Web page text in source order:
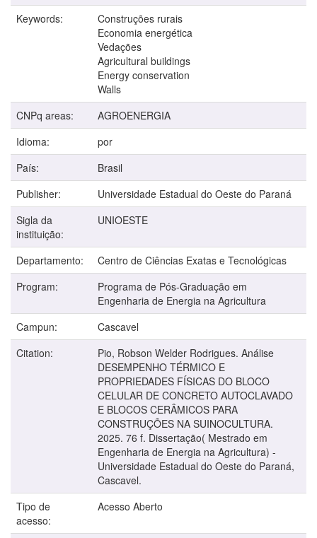
Keywords:
Construções rurais
Economia energética
Vedações
Agricultural buildings
Energy conservation
Walls
CNPq areas:
AGROENERGIA
Idioma:
por
País:
Brasil
Publisher:
Universidade Estadual do Oeste do Paraná
Sigla da
instituição:
UNIOESTE
Departamento:
Centro de Ciências Exatas e Tecnológicas
Program:
Programa de Pós-Graduação em
Engenharia de Energia na Agricultura
Campun:
Cascavel
Citation:
Pio, Robson Welder Rodrigues. Análise
DESEMPENHO TÉRMICO E
PROPRIEDADES FÍSICAS DO BLOCO
CELULAR DE CONCRETO AUTOCLAVADO
E BLOCOS CERÂMICOS PARA
CONSTRUÇÕES NA SUINOCULTURA.
2025. 76 f. Dissertação( Mestrado em
Engenharia de Energia na Agricultura) -
Universidade Estadual do Oeste do Paraná,
Cascavel.
Tipo de
acesso:
Acesso Aberto